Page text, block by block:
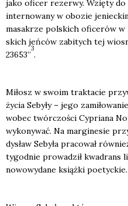
jako ofi­cer rezer­wy. Wzię­ty
inter­no­wa­ny w obo­zie
masa­krze pol­skich ofi­ce­rów
skich jeń­ców zabi­tych tej
23653”
3
.
Miłosz w swo­im trak­ta­cie
życia Seby­ły – jego
wobec twór­czo­ści Cypria­na
wyko­ny­wać. Na mar­gi­ne­sie
dy­sław Seby­ła pra­co­wał
tygo­dnie pro­wa­dził kwa­drans
nowo­wy­da­ne książ­ki poetyc­kie.